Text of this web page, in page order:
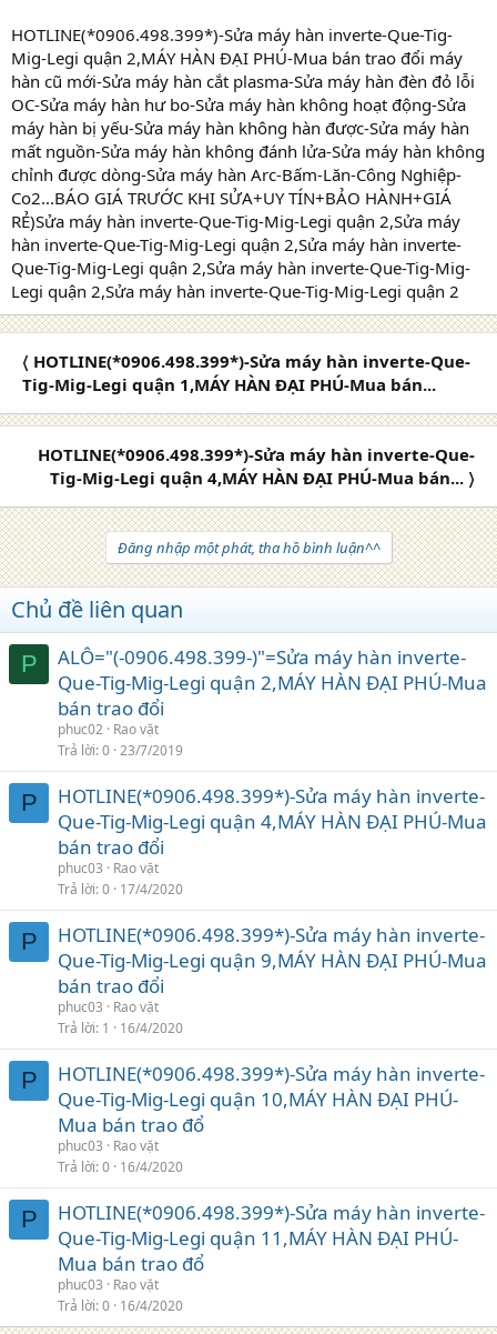
HOTLINE(*0906.498.399*)-Sửa máy hàn inverte-Que-Tig-
Mig-Legi quận 2,MÁY HÀN ĐẠI PHÚ-Mua bán trao đổi máy
hàn cũ mới-Sửa máy hàn cắt plasma-Sửa máy hàn đèn đỏ lỗi
OC-Sửa máy hàn hư bo-Sửa máy hàn không hoạt động-Sửa
máy hàn bị yếu-Sửa máy hàn không hàn được-Sửa máy hàn
mất nguồn-Sửa máy hàn không đánh lửa-Sửa máy hàn không
chỉnh được dòng-Sửa máy hàn Arc-Bấm-Lăn-Công Nghiệp-
Co2...BÁO GIÁ TRƯỚC KHI SỬA+UY TÍN+BẢO HÀNH+GIÁ
RẺ)Sửa máy hàn inverte-Que-Tig-Mig-Legi quận 2,Sửa máy
hàn inverte-Que-Tig-Mig-Legi quận 2,Sửa máy hàn inverte-
Que-Tig-Mig-Legi quận 2,Sửa máy hàn inverte-Que-Tig-Mig-
Legi quận 2,Sửa máy hàn inverte-Que-Tig-Mig-Legi quận 2
〈 HOTLINE(*0906.498.399*)-Sửa máy hàn inverte-Que-
Tig-Mig-Legi quận 1,MÁY HÀN ĐẠI PHÚ-Mua bán...
HOTLINE(*0906.498.399*)-Sửa máy hàn inverte-Que-
Tig-Mig-Legi quận 4,MÁY HÀN ĐẠI PHÚ-Mua bán... 〉
Đăng nhập một phát, tha hồ bình luận^^
Chủ đề liên quan
P
ALÔ="(-0906.498.399-)"=Sửa máy hàn inverte-
Que-Tig-Mig-Legi quận 2,MÁY HÀN ĐẠI PHÚ-Mua
bán trao đổi
phuc02 Rao vặt
Trả lời 0 23/7/2019
P
HOTLINE(*0906.498.399*)-Sửa máy hàn inverte-
Que-Tig-Mig-Legi quận 4,MÁY HÀN ĐẠI PHÚ-Mua
bán trao đổi
phuc03
Rao vặt
Trả lời 0 17/4/2020
P
HOTLINE(*0906.498.399*)-Sửa máy hàn inverte-
Que-Tig-Mig-Legi quận 9,MÁY HÀN ĐẠI PHÚ-Mua
bán trao đổi
phuc03
Rao vặt
Trả lời 1 16/4/2020
P
HOTLINE(*0906.498.399*)-Sửa máy hàn inverte-
Que-Tig-Mig-Legi quận 10,MÁY HÀN ĐẠI PHÚ-
Mua bán trao đổ
phuc03
Rao vặt
Trả lời 0 16/4/2020
P
HOTLINE(*0906.498.399*)-Sửa máy hàn inverte-
Que-Tig-Mig-Legi quận 11,MÁY HÀN ĐẠI PHÚ-
Mua bán trao đổ
phuc03
Rao vặt
Trả lời 0 16/4/2020